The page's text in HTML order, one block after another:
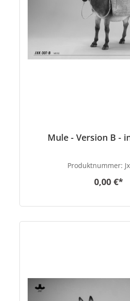
Mule - Version B -
Produktnummer:
0,00 €*